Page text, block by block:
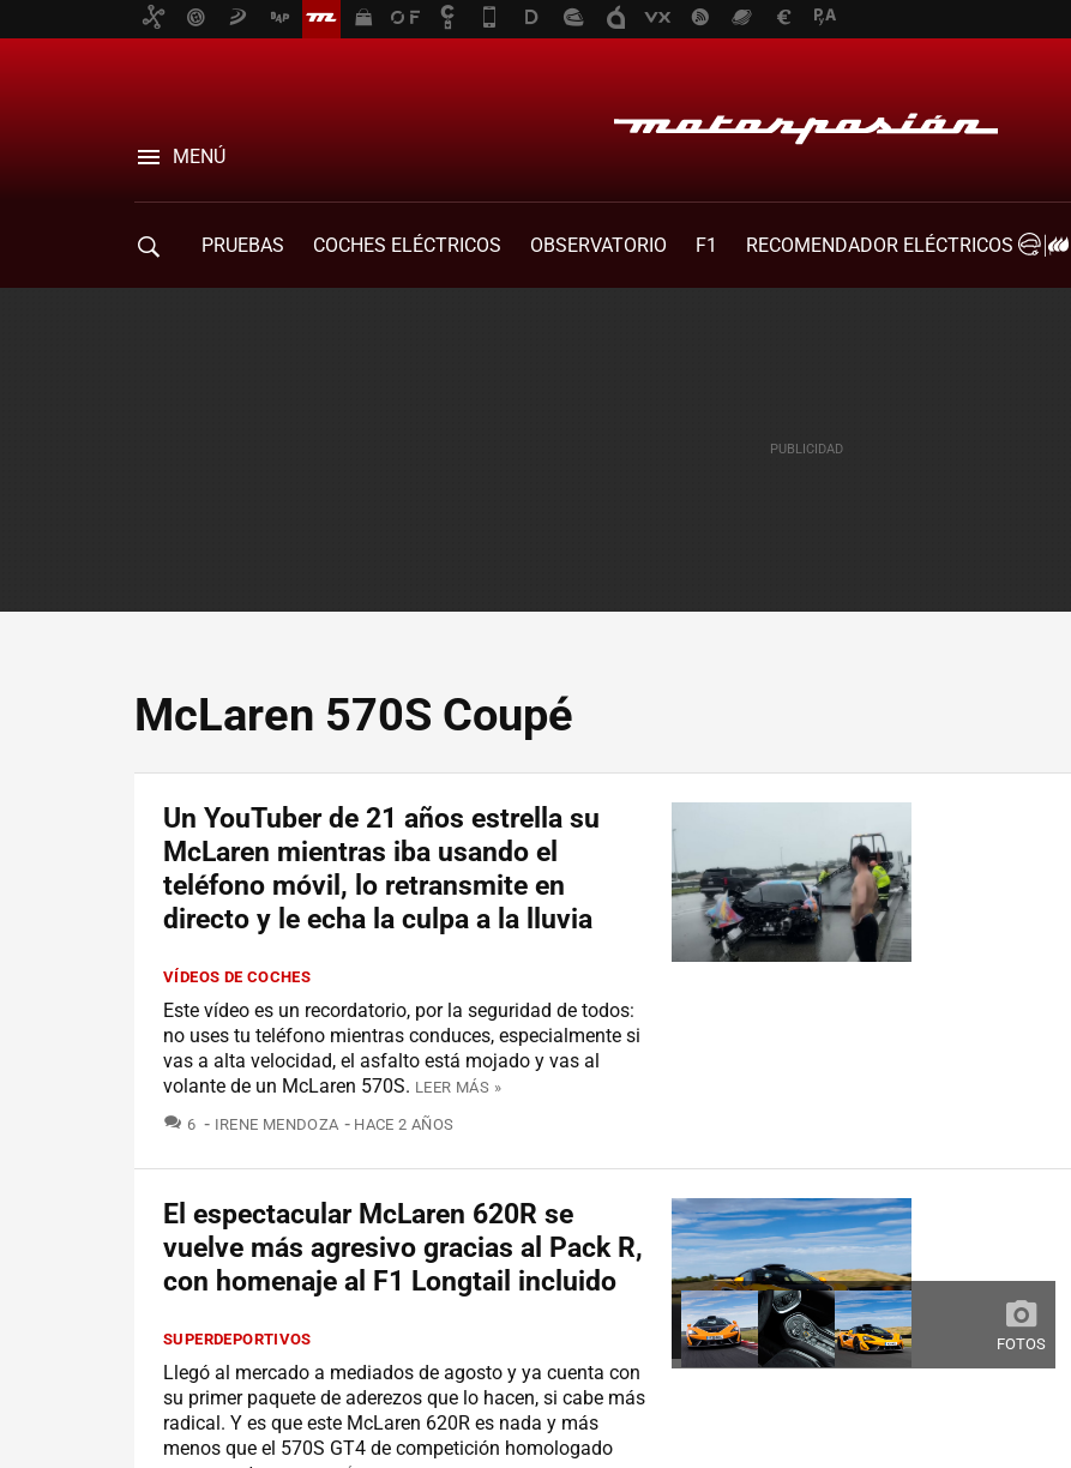
MENÚ
PRUEBAS COCHES ELÉCTRICOS OBSERVATORIO F1
RECOMENDADOR ELÉCTRICOS
McLaren 570S Coupé
Un YouTuber de 21 años estrella su
McLaren mientras iba usando el
teléfono móvil, lo retransmite en
directo y le echa la culpa a la lluvia
VÍDEOS DE COCHES
Este vídeo es un recordatorio, por la seguridad de todos:
no uses tu teléfono mientras conduces, especialmente si
vas a alta velocidad, el asfalto está mojado y vas al
volante de un McLaren 570S. LEER MÁS »
6 COMENTARIOS
IRENE MENDOZA HACE 2 AÑOS
FOTOS
El espectacular McLaren 620R se
vuelve más agresivo gracias al Pack R,
con homenaje al F1 Longtail incluido
SUPERDEPORTIVOS
Llegó al mercado a mediados de agosto y ya cuenta con
su primer paquete de aderezos que lo hacen, si cabe más
radical. Y es que este McLaren 620R es nada y más
menos que el 570S GT4 de competición homologado